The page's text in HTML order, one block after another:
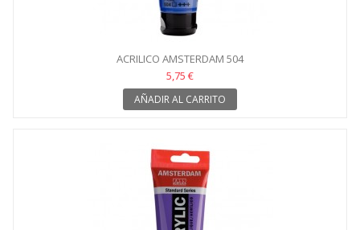
ACRILICO AMSTERDAM 504
5,75 €
AÑADIR AL CARRITO